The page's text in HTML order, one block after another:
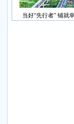
当好“先行者” 铺就